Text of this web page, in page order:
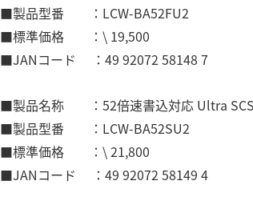
■製品型番 ：LCW-BA52FU2
■標準価格 ：\ 19,500
■JANコード ：49 92072 58148 7
■製品名称 ：52倍速書込対応 Ultra SCSI
■製品型番 ：LCW-BA52SU2
■標準価格 ：\ 21,800
■JANコード ：49 92072 58149 4